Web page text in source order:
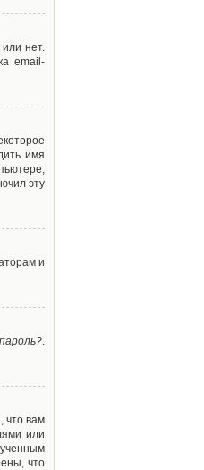
нет.
email-
имя
эту
и
.
что вам
или
что